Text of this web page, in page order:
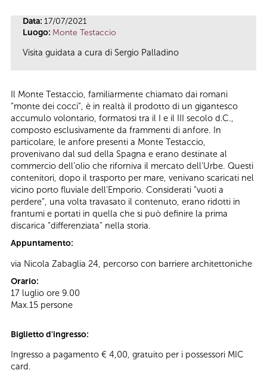
Data: 17/07/2021
Luogo: Monte Testaccio
Visita guidata a cura di Sergio Palladino
Il Monte Testaccio, familiarmente chiamato dai romani
“monte dei cocci”, è in realtà il prodotto di un gigantesco
accumulo volontario, formatosi tra il I e il III secolo d.C.,
composto esclusivamente da frammenti di anfore. In
particolare, le anfore presenti a Monte Testaccio,
provenivano dal sud della Spagna e erano destinate al
commercio dell’olio che riforniva il mercato dell’Urbe. Questi
contenitori, dopo il trasporto per mare, venivano scaricati nel
vicino porto fluviale dell’Emporio. Considerati “vuoti a
perdere”, una volta travasato il contenuto, erano ridotti in
frantumi e portati in quella che si può definire la prima
discarica “differenziata” nella storia.
Appuntamento:
via Nicola Zabaglia 24, percorso con barriere architettoniche
Orario:
17 luglio ore 9.00
Max.15 persone
Biglietto d'ingresso:
Ingresso a pagamento € 4,00, gratuito per i possessori MIC
card.